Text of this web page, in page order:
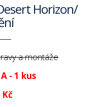
Horizon/
a montáže
- 1 kus
Kč